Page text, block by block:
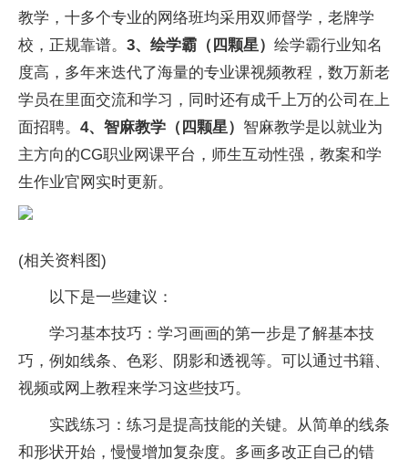
教学，十多个专业的网络班均采用双师督学，老牌学
校，正规靠谱。 3、绘学霸（四颗星） 绘学霸行业知名
度高，多年来迭代了海量的专业课视频教程，数万新老
学员在里面交流和学习，同时还有成千上万的公司在上
面招聘。 4、智麻教学（四颗星） 智麻教学是以就业为
主方向的CG职业网课平台，师生互动性强，教案和学
生作业官网实时更新。
(相关资料图)
以下是一些建议：
学习基本技巧：学习画画的第一步是了解基本技
巧，例如线条、色彩、阴影和透视等。可以通过书籍、
视频或网上教程来学习这些技巧。
实践练习：练习是提高技能的关键。从简单的线条
和形状开始，慢慢增加复杂度。多画多改正自己的错